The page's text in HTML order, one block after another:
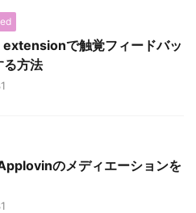
で触覚フィードバッ
る方法
のメディエーションを